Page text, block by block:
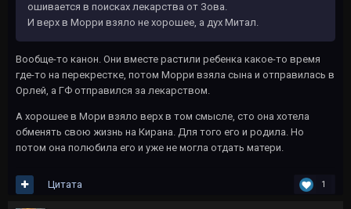
ошивается в поисках лекарства от Зова.
И верх в Морри взяло не хорошее, а дух Митал.
Вообще-то канон. Они вместе растили ребенка какое-то время
где-то на перекрестке, потом Морри взяла сына и отправилась в
Орлей, а ГФ отправился за лекарством.
А хорошее в Мори взяло верх в том смысле, сто она хотела
обменять свою жизнь на Кирана. Для того его и родила. Но
потом она полюбила его и уже не могла отдать матери.
1
Цитата